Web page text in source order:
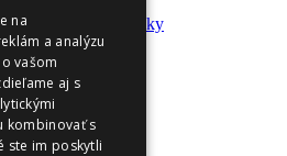
tetovačky a nálepky
spínače
káble
na
a analýzu
vašom
aj s
kombinovať s
ste im poskytli